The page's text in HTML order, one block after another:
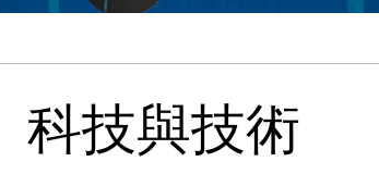
科技與技術